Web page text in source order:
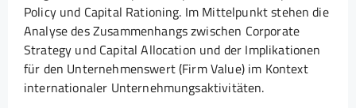
Policy und Capital Rationing. Im Mittelpunkt stehen die
Analyse des Zusammenhangs zwischen Corporate
Strategy und Capital Allocation und der Implikationen
für den Unternehmenswert (Firm Value) im Kontext
internationaler Unternehmungsaktivitäten.